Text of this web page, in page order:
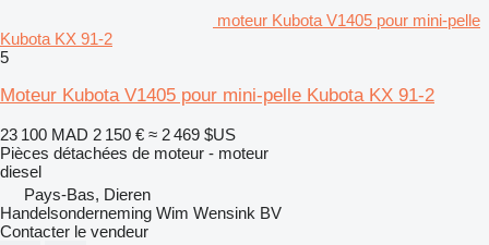
moteur Kubota V1405 pour mini-pelle
Kubota KX 91-2
5
Moteur Kubota V1405 pour mini-pelle Kubota KX 91-2
23 100 MAD 2 150 € ≈ 2 469 $US
Pièces détachées de moteur - moteur
diesel
Pays-Bas, Dieren
Handelsonderneming Wim Wensink BV
Contacter le vendeur